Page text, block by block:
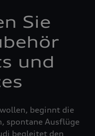
Sie
und
beginnt die
spontane Ausflüge
begleitet den